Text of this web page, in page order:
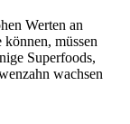
Werten an
müssen
Superfoods,
wachsen